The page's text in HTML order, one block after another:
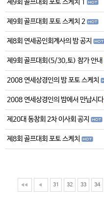
제9회 골프대회 포토 스케치 1
제9회 골프대회 포토 스케치 2
제8회 연세공인회계사의 밤 공지
제9회 골프대회(5/30,토) 참가 안내
2008 연세상경인의 밤 포토 스케치
2008 연세상경인의 밤에서 만납시다
제20대 동창회 2차 이사회 공지
제8회 골프대회 포토 스케치
31 32 33 34